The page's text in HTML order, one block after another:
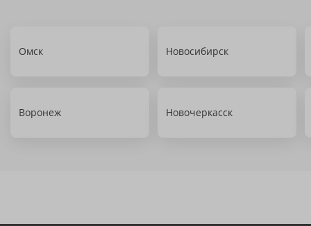
Омск Новосибирск
Воронеж Новочеркасск